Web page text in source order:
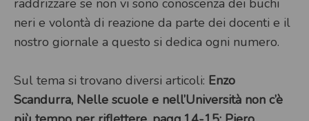
raddrizzare se non vi sono conoscenza dei buchi
neri e volontà di reazione da parte dei docenti e il
nostro giornale a questo si dedica ogni numero.
Sul tema si trovano diversi articoli: Enzo
Scandurra, Nelle scuole e nell’Università non c’è